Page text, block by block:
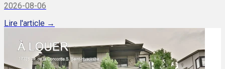
2026-08-06
Lire l'article →